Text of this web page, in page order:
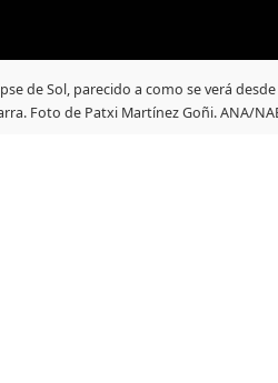
de Sol, parecido a como se verá desde
Foto de Patxi Martínez Goñi. ANA/